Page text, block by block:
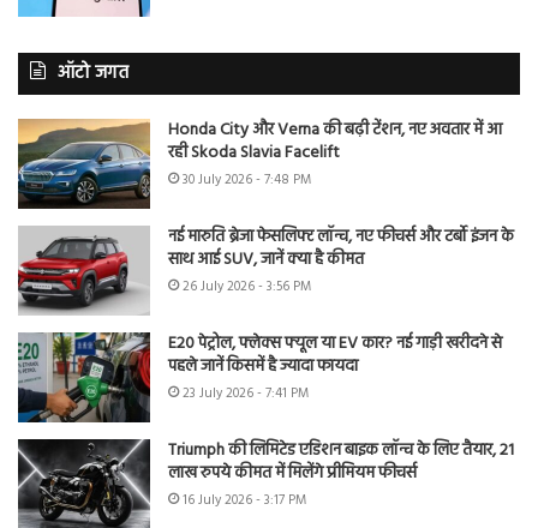
ऑटो जगत
Honda City और Verna की बढ़ी टेंशन, नए अवतार में आ
रही Skoda Slavia Facelift
30 July 2026 - 7:48 PM
नई मारुति ब्रेजा फेसलिफ्ट लॉन्च, नए फीचर्स और टर्बो इंजन के
साथ आई SUV, जानें क्या है कीमत
26 July 2026 - 3:56 PM
E20 पेट्रोल, फ्लेक्स फ्यूल या EV कार? नई गाड़ी खरीदने से
पहले जानें किसमें है ज्यादा फायदा
23 July 2026 - 7:41 PM
Triumph की लिमिटेड एडिशन बाइक लॉन्च के लिए तैयार, 21
लाख रुपये कीमत में मिलेंगे प्रीमियम फीचर्स
16 July 2026 - 3:17 PM